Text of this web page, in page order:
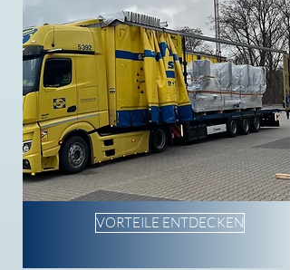
VORTEILE ENTDECKEN